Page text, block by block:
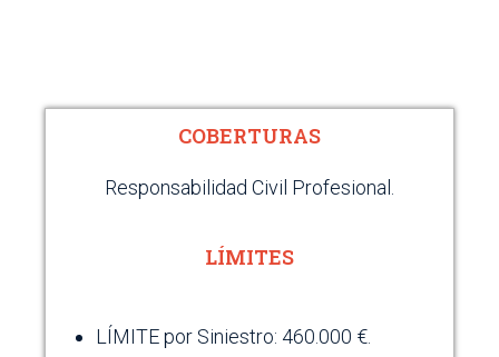
COBERTURAS
Responsabilidad Civil Profesional.
LÍMITES
LÍMITE por Siniestro: 460.000 €.